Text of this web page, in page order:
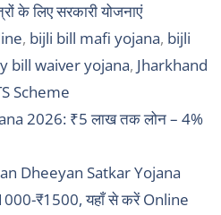
के लिए सरकारी योजनाएं
, bijli bill mafi yojana, bijli
bill waiver yojana, Jharkhand
Scheme
2026: ₹5 लाख तक लोन – 4%
Dheeyan Satkar Yojana
₹1500, यहाँ से करें Online